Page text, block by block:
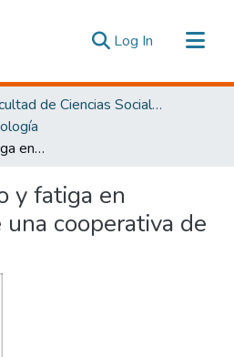
Log In (current)
Facultad de Ciencias Sociales y Humanas
Estrés percibido y fatiga en conductores de una cooperativa de transporte
y fatiga en
cooperativa de